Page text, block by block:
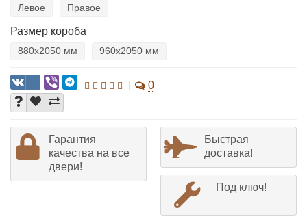
Левое Правое
Размер короба
880х2050 мм 960х2050 мм
0
Гарантия
качества на все
двери!
Быстрая
доставка!
Под ключ!